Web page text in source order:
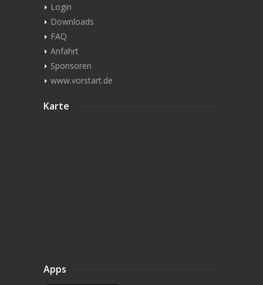
Login
Downloads
FAQ
Anfahrt
Sponsoren
www.vorstart.de
Karte
Apps